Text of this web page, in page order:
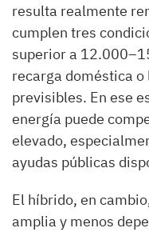
resulta realmente
cumplen tres
superior a
recarga doméstica
previsibles. En ese
energía puede
elevado,
ayudas públicas
El híbrido, en
amplia y menos